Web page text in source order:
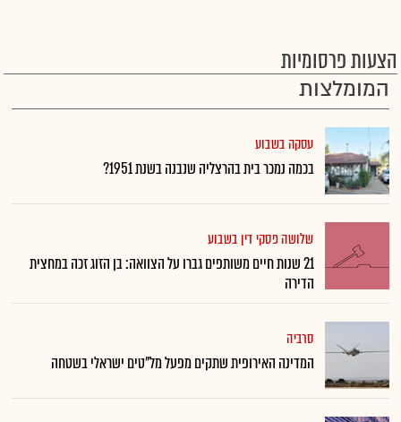
הצעות פרסומיות
המומלצות
עסקה בשבוע
בכמה נמכר בית בהרצליה שנבנה בשנת 1951?
שלושה פסקי דין בשבוע
21 שנות חיים משותפים גברו על הצוואה: בן הזוג זכה במחצית
הדירה
סרביה
המדינה האירופית שתקים מפעל מל"טים ישראלי בשטחה